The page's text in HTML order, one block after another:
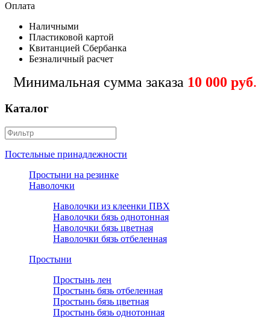
Оплата
Наличными
Пластиковой картой
Квитанцией Сбербанка
Безналичный расчет
Минимальная сумма заказа 10 000 руб.
Каталог
Постельные принадлежности
Простыни на резинке
Наволочки
Наволочки из клеенки ПВХ
Наволочки бязь однотонная
Наволочки бязь цветная
Наволочки бязь отбеленная
Простыни
Простынь лен
Простынь бязь отбеленная
Простынь бязь цветная
Простынь бязь однотонная